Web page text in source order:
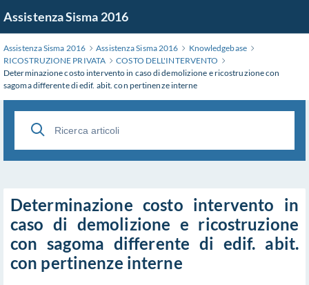
al
contenuto
principale
Assistenza Sisma 2016
Assistenza Sisma 2016 Assistenza Sisma 2016
Knowledgebase
RICOSTRUZIONE PRIVATA
COSTO DELL'INTERVENTO
Determinazione costo intervento in caso di demolizione e ricostruzione con
sagoma differente di edif. abit. con pertinenze interne
Determinazione costo intervento in
caso di demolizione e ricostruzione
con sagoma differente di edif. abit.
con pertinenze interne